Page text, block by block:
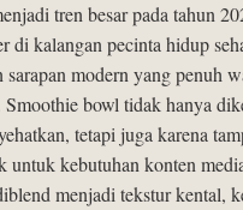
tren besar pada tahun
di kalangan pecinta hidup
modern yang penuh
Smoothie bowl tidak hanya
tetapi juga karena
untuk kebutuhan konten
menjadi tekstur kental,